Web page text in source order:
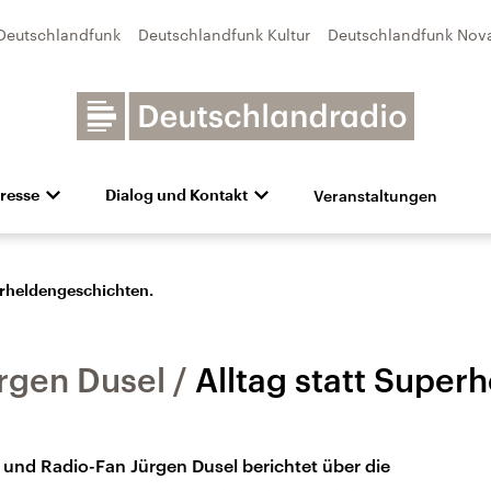
Deutschlandfunk Kultur Deutschlandfunk
Dialog und Kontakt Veranstaltungen
Dusel Alltag statt
Radio-Fan Jürgen Dusel berichtet über die